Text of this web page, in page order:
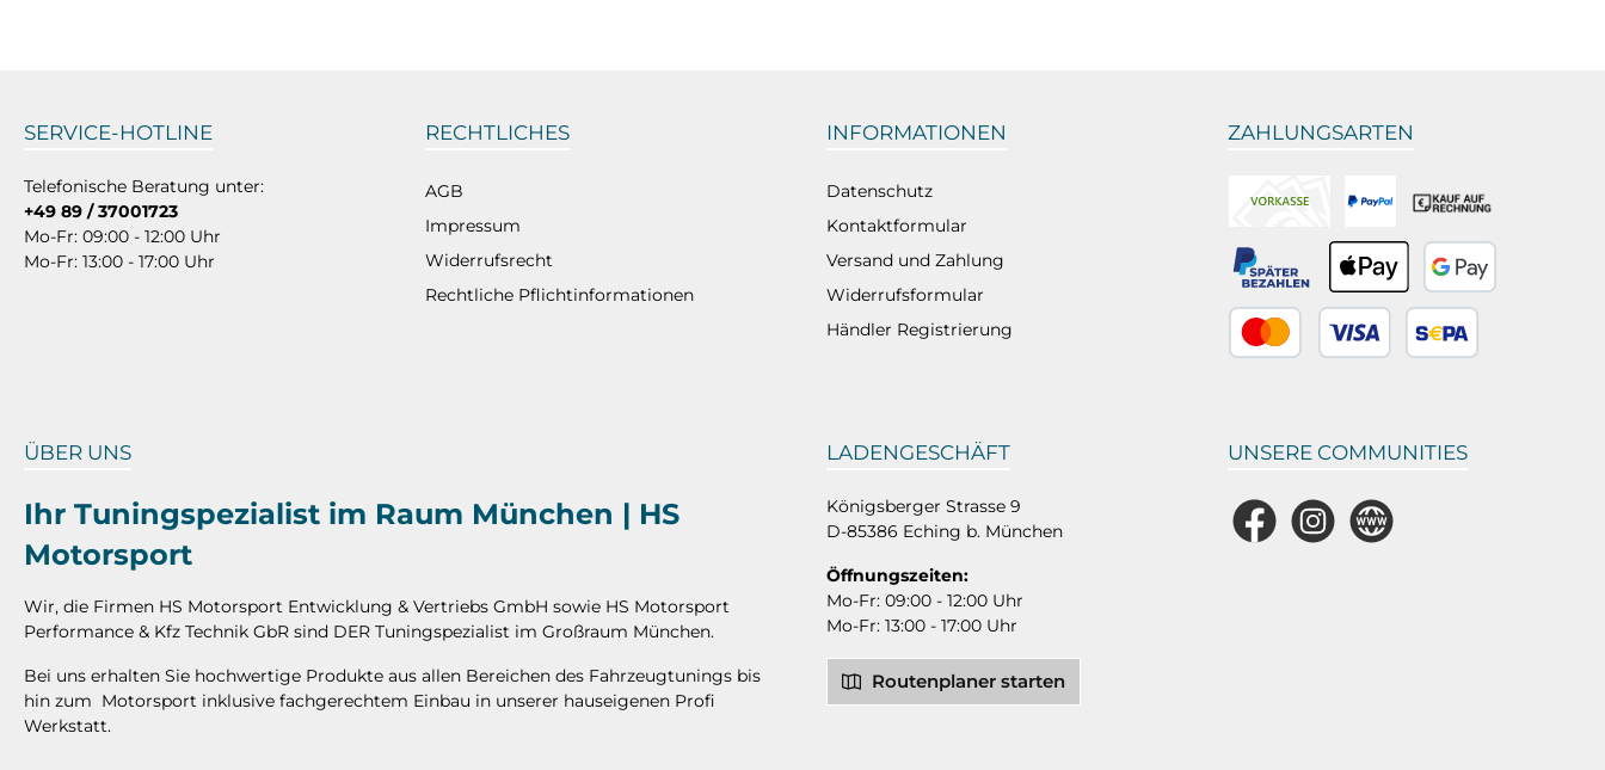
SERVICE-HOTLINE
Telefonische Beratung unter:
+49 89 / 37001723
Mo-Fr: 09:00 - 12:00 Uhr
Mo-Fr: 13:00 - 17:00 Uhr
RECHTLICHES
AGB
Impressum
Widerrufsrecht
Rechtliche Pflichtinformationen
INFORMATIONEN
Datenschutz
Kontaktformular
Versand und Zahlung
Widerrufsformular
Händler Registrierung
ZAHLUNGSARTEN
ÜBER UNS
Ihr Tuningspezialist im Raum München | HS
Motorsport
Wir, die Firmen HS Motorsport Entwicklung & Vertriebs GmbH sowie HS Motorsport
Performance & Kfz Technik GbR sind DER Tuningspezialist im Großraum München.
Bei uns erhalten Sie hochwertige Produkte aus allen Bereichen des Fahrzeugtunings bis
hin zum Motorsport inklusive fachgerechtem Einbau in unserer hauseigenen Profi
Werkstatt.
LADENGESCHÄFT
Königsberger Strasse 9
D-85386 Eching b. München
Öffnungszeiten:
Mo-Fr: 09:00 - 12:00 Uhr
Mo-Fr: 13:00 - 17:00 Uhr
Routenplaner starten
UNSERE COMMUNITIES
FacebookInstagramWebsite